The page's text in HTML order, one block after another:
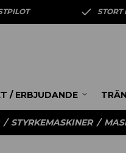
STORT
/ ERBJUDANDE
/ STYRKEMASKINER /